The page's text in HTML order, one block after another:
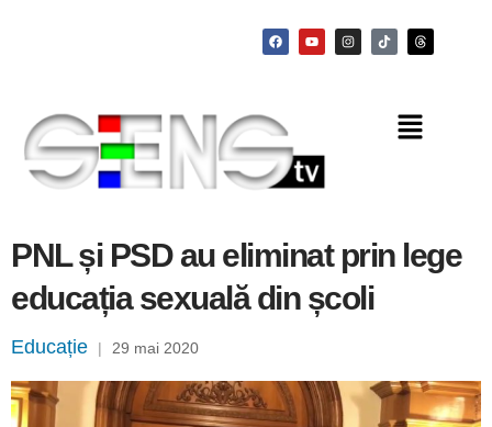
PNL și PSD au eliminat prin lege
educația sexuală din școli
Educație | 29 mai 2020